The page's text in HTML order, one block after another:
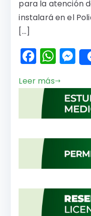
para la atención
instalará en el
[…]
F
a
c
e
b
o
o
k
W
h
a
ts
A
p
p
M
e
s
s
e
n
g
er
Leer más